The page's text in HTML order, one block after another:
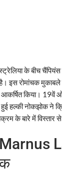
के बीच
इस रोमांचक
आकर्षित किया। 19वें
हल्की नोकझोक ने
के बारे में विस्तार